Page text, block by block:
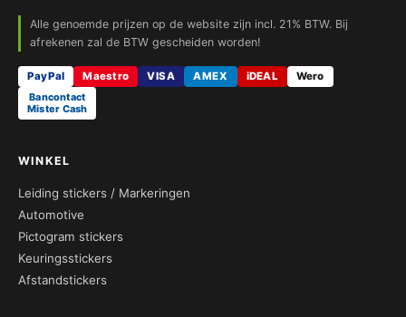
Alle genoemde prijzen op de website zijn incl. 21% BTW. Bij
afrekenen zal de BTW gescheiden worden!
PayPal Maestro VISA AMEX iDEAL
Wero
Bancontact
Mister Cash
WINKEL
Leiding stickers / Markeringen
Automotive
Pictogram stickers
Keuringsstickers
Afstandstickers